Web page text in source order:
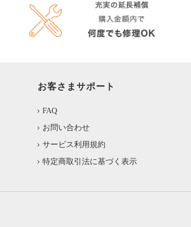
お客さまサポート
FAQ
お問い合わせ
サービス利用規約
特定商取引法に基づく表示